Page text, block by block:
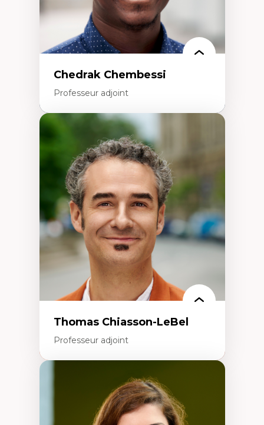
Chedrak Chembessi
Professeur adjoint
Économie circulaire
Modèles d’affaires durables
Histoire des faits économiques
Gestion durable des ressources naturelles
Écologie industrielle
Aménagement durable du territoire
Développement régional
Coopératives
Télétravail en milieu rural francophone
Transition socio-écologique
Thomas Chiasson-LeBel
Professeur adjoint
Théories du développement
Économie politique comparée
Élites économiques